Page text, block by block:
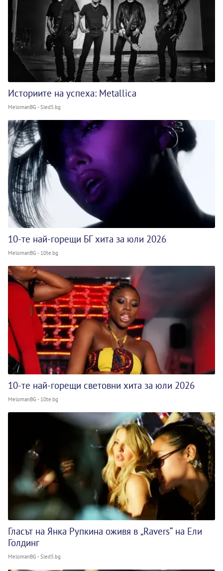
Историите на успеха: Metallica
MelomanBG - Sled5.bg
10-те най-горещи БГ хита за юли 2026
MelomanBG - 10te.bg
10-те най-горещи световни хита за юли 2026
MelomanBG - 10te.bg
Гласът на Янка Рупкина оживя в „Ravers“ на Ели
Голдинг
MelomanBG - Sled5.bg